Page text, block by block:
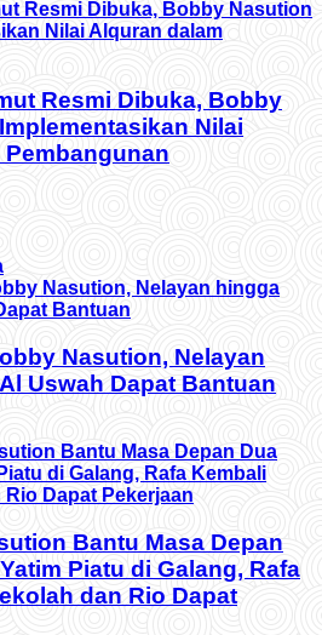
Resmi Dibuka, Bobby
Nilai
Nasution, Nelayan
Uswah Dapat Bantuan
Bantu Masa Depan
Piatu di Galang, Rafa
dan Rio Dapat